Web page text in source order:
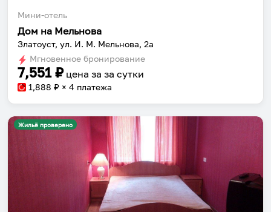
Мини-отель
Дом на Мельнова
Златоуст, ул. И. М. Мельнова, 2а
Мгновенное бронирование
7,551₽ цена за за сутки
1,888 ₽ × 4 платежа
Жильё проверено